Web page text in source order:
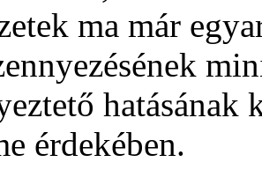
ma már
hatásának
érdekében.